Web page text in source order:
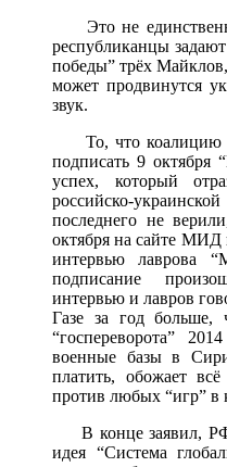
Это не
республиканцы
победы” трёх
может продвинутся
звук.
То, что коалицию
подписать 9 октября
успех, который
российско-
последнего не
октября на сайте МИД
интервью лаврова
подписание
интервью и лавров
Газе за год
“госпереворота”
военные базы в
платить, обожает всё
против любых “игр” в
В конце заявил, РФ
идея “Система